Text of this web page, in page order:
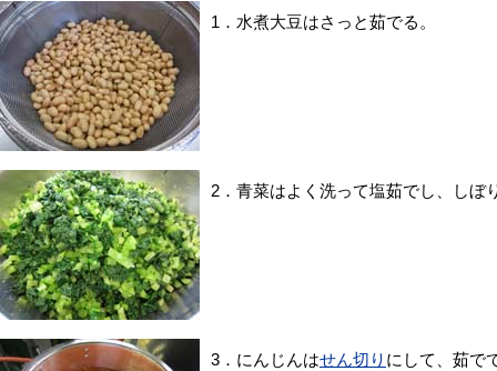
1．水煮大豆はさっと茹でる。
2．青菜はよく洗って塩茹でし、しぼ
3．にんじんはせん切り にして、茹で